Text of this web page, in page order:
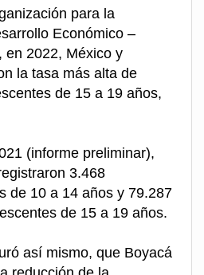
para la
Económico –
en 2022, México y
la tasa más alta de
de 15 a 19 años,
(informe preliminar),
3.468
de 10 a 14 años y 79.287
de 15 a 19 años.
así mismo, que Boyacá